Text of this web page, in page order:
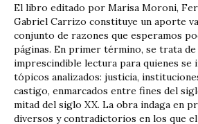
El libro editado por Marisa Moroni,
Gabriel Carrizo constituye un aporte
conjunto de razones que esperamos
páginas. En primer término, se trata
imprescindible lectura para quienes se
tópicos analizados: justicia,
castigo, enmarcados entre fines del
mitad del siglo XX. La obra indaga en
diversos y contradictorios en los que